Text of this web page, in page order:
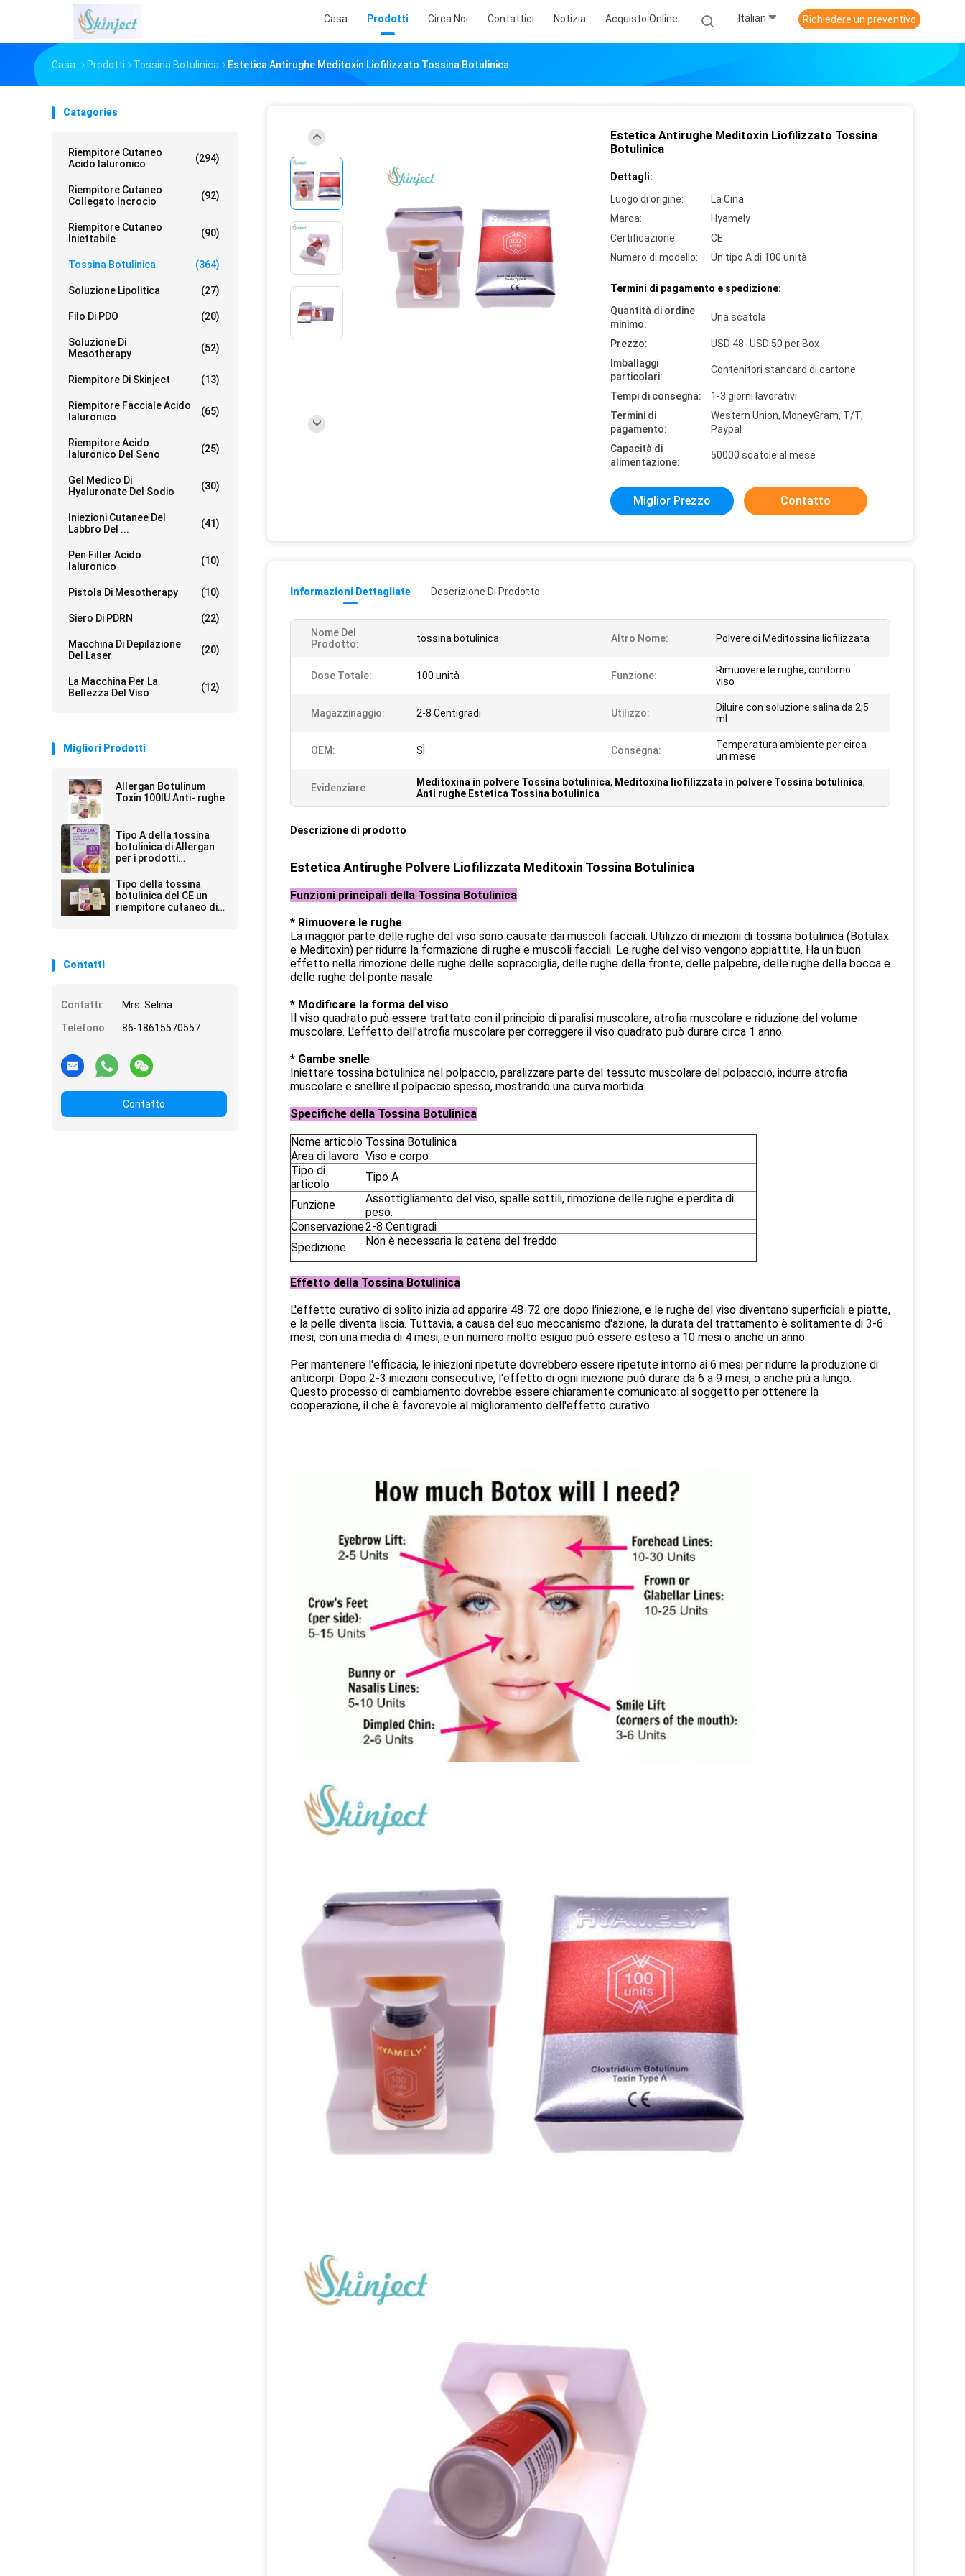
Casa Prodotti Circa Noi Contattici Notizia Acquisto Online Italian Richiedere un preventivo
Casa Prodotti Tossina Botulinica Estetica Antirughe Meditoxin Liofilizzato Tossina Botulinica
Catagories
Riempitore Cutaneo
Acido Ialuronico
(294)
Riempitore Cutaneo
Collegato Incrocio
(92)
Riempitore Cutaneo
Iniettabile
(90)
Tossina Botulinica (364)
Soluzione Lipolitica (27)
Filo Di PDO (20)
Soluzione Di
Mesotherapy
(52)
Riempitore Di Skinject (13)
Riempitore Facciale Acido
Ialuronico
(65)
Riempitore Acido
Ialuronico Del Seno
(25)
Gel Medico Di
Hyaluronate Del Sodio
(30)
Iniezioni Cutanee Del
Labbro Del ...
(41)
Pen Filler Acido
Ialuronico
(10)
Pistola Di Mesotherapy (10)
Siero Di PDRN (22)
Macchina Di Depilazione
Del Laser
(20)
La Macchina Per La
Bellezza Del Viso
(12)
Migliori Prodotti
Allergan Botulinum
Toxin 100IU Anti- rughe
Tipo A della tossina
botulinica di Allergan
per i prodotti
della pelle
Tipo della tossina
botulinica del CE un
riempitore cutaneo di
Contatti
Contatti:
Mrs. Selina
Telefono:
86-18615570557
Contatto
Estetica Antirughe Meditoxin Liofilizzato Tossina
Botulinica
Dettagli:
Luogo di origine:
La Cina
Marca:
Hyamely
Certificazione:
CE
Numero di modello:
Un tipo A di 100 unità
Termini di pagamento e spedizione:
Quantità di ordine
minimo:
Una scatola
Prezzo:
USD 48- USD 50 per Box
Imballaggi
particolari:
Contenitori standard di cartone
Tempi di consegna:
1-3 giorni lavorativi
Termini di
pagamento:
Western Union, MoneyGram, T/T,
Paypal
Capacità di
alimentazione:
50000 scatole al mese
Miglior Prezzo Contatto
Informazioni Dettagliate Descrizione Di Prodotto
Nome Del
Prodotto:
tossina botulinica Altro Nome: Polvere di Meditossina liofilizzata
Dose Totale: 100 unità Funzione:
Rimuovere le rughe, contorno
viso
Magazzinaggio: 2-8 Centigradi Utilizzo:
Diluire con soluzione salina da 2,5
ml
OEM: SÌ Consegna:
Temperatura ambiente per circa
un mese
Evidenziare: Meditoxina in polvere Tossina botulinica, Meditoxina liofilizzata in polvere Tossina botulinica,
Anti rughe Estetica Tossina botulinica
Descrizione di prodotto
Estetica Antirughe Polvere Liofilizzata Meditoxin Tossina Botulinica
Funzioni principali della Tossina Botulinica
* Rimuovere le rughe
La maggior parte delle rughe del viso sono causate dai muscoli facciali. Utilizzo di iniezioni di tossina botulinica (Botulax
e Meditoxin) per ridurre la formazione di rughe e muscoli facciali. Le rughe del viso vengono appiattite. Ha un buon
effetto nella rimozione delle rughe delle sopracciglia, delle rughe della fronte, delle palpebre, delle rughe della bocca e
delle rughe del ponte nasale.
* Modificare la forma del viso
Il viso quadrato può essere trattato con il principio di paralisi muscolare, atrofia muscolare e riduzione del volume
muscolare. L'effetto dell'atrofia muscolare per correggere il viso quadrato può durare circa 1 anno.
* Gambe snelle
Iniettare tossina botulinica nel polpaccio, paralizzare parte del tessuto muscolare del polpaccio, indurre atrofia
muscolare e snellire il polpaccio spesso, mostrando una curva morbida.
Specifiche della Tossina Botulinica
Nome articolo Tossina Botulinica
Area di lavoro Viso e corpo
Tipo di
articolo
Tipo A
Funzione
Assottigliamento del viso, spalle sottili, rimozione delle rughe e perdita di
peso.
Conservazione2-8 Centigradi
Spedizione
Non è necessaria la catena del freddo
Effetto della Tossina Botulinica
L'effetto curativo di solito inizia ad apparire 48-72 ore dopo l'iniezione, e le rughe del viso diventano superficiali e piatte,
e la pelle diventa liscia. Tuttavia, a causa del suo meccanismo d'azione, la durata del trattamento è solitamente di 3-6
mesi, con una media di 4 mesi, e un numero molto esiguo può essere esteso a 10 mesi o anche un anno.
Per mantenere l'efficacia, le iniezioni ripetute dovrebbero essere ripetute intorno ai 6 mesi per ridurre la produzione di
anticorpi. Dopo 2-3 iniezioni consecutive, l'effetto di ogni iniezione può durare da 6 a 9 mesi, o anche più a lungo.
Questo processo di cambiamento dovrebbe essere chiaramente comunicato al soggetto per ottenere la
cooperazione, il che è favorevole al miglioramento dell'effetto curativo.